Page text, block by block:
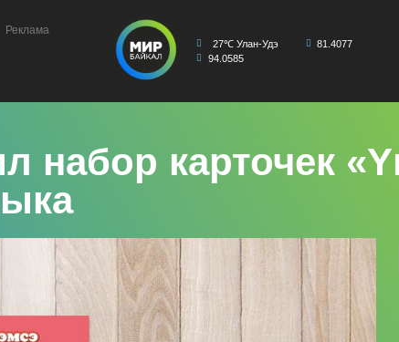
Реклама
27℃ Улан-Удэ
81.4077
94.0585
набор карточек